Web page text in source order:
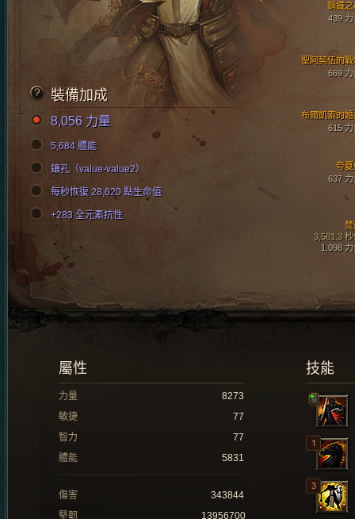
鋼鐵之
439 力
聖阿契伍的戰
669 力
夸夏
637 力
焚
3,581.3 秒
1,098 力
布爾凱索的婚
615 力
裝備加成
8,056 力量
5,684 體能
鑲孔（value-value2）
每秒恢復 28,620 點生命值
+283 全元素抗性
技能
屬性
力量
8273
敏捷
77
智力
77
體能
5831
傷害
343844
堅韌
13956700